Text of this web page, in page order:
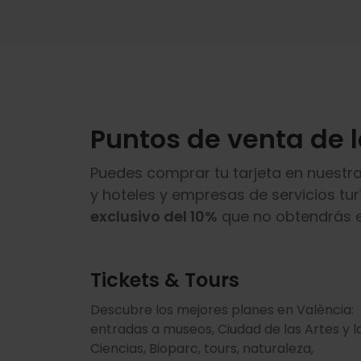
📍15 Centro comercial AQUA (Zona
Horario: lunes a sábado, de 10:00 a
C/ de Menorca, 19
Horario: lunes a jueves, de 09:00 a
Av/ de les Corts Valencianes, 41
Puntos de venta de
Puedes comprar tu tarjeta en
y hoteles y empresas de servicios
exclusivo del 10% que no obtendrás
Tickets & Tours
Descubre los mejores planes en València:
entradas a museos, Ciudad de las Artes y
Ciencias, Bioparc, tours, naturaleza,